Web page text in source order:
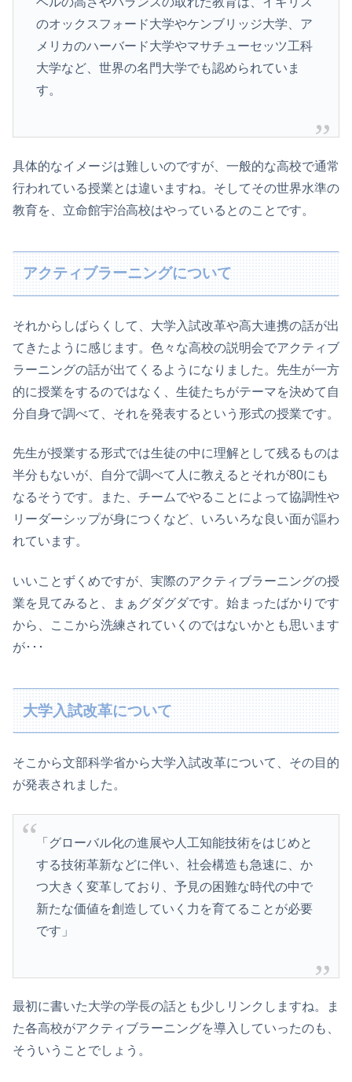
のオックスフォード大学やケンブリッジ大学、ア
メリカのハーバード大学やマサチューセッツ工科
大学など、世界の名門大学でも認められていま
す。
具体的なイメージは難しいのですが、一般的な高校で通常
行われている授業とは違いますね。そしてその世界水準の
教育を、立命館宇治高校はやっているとのことです。
アクティブラーニングについて
それからしばらくして、大学入試改革や高大連携の話が出
てきたように感じます。色々な高校の説明会でアクティブ
ラーニングの話が出てくるようになりました。先生が一方
的に授業をするのではなく、生徒たちがテーマを決めて自
分自身で調べて、それを発表するという形式の授業です。
先生が授業する形式では生徒の中に理解として残るものは
半分もないが、自分で調べて人に教えるとそれが80にも
なるそうです。また、チームでやることによって協調性や
リーダーシップが身につくなど、いろいろな良い面が謳わ
れています。
いいことずくめですが、実際のアクティブラーニングの授
業を見てみると、まぁグダグダです。始まったばかりです
から、ここから洗練されていくのではないかとも思います
が･･･
大学入試改革について
そこから文部科学省から大学入試改革について、その目的
が発表されました。
「グローバル化の進展や人工知能技術をはじめと
する技術革新などに伴い、社会構造も急速に、か
つ大きく変革しており、予見の困難な時代の中で
新たな価値を創造していく力を育てることが必要
です」
最初に書いた大学の学長の話とも少しリンクしますね。ま
た各高校がアクティブラーニングを導入していったのも、
そういうことでしょう。